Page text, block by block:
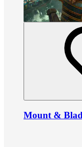
Mount &